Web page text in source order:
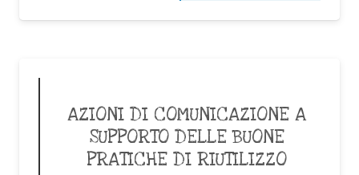
AZIONI DI COMUNICAZIONE A
SUPPORTO DELLE BUONE
PRATICHE DI RIUTILIZZO